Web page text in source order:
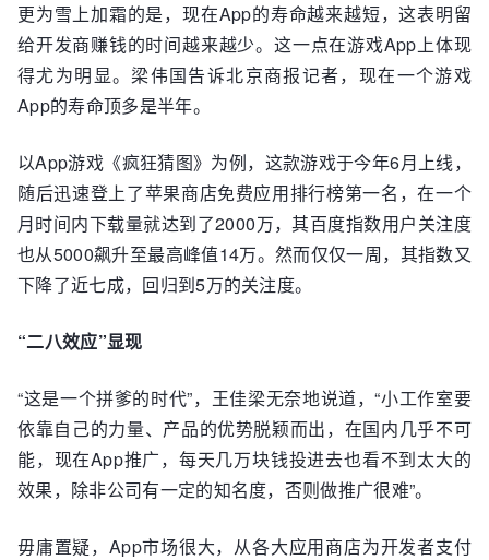
更为雪上加霜的是，现在App的寿命越来越短，这表明留
给开发商赚钱的时间越来越少。这一点在游戏App上体现
得尤为明显。梁伟国告诉北京商报记者，现在一个游戏
App的寿命顶多是半年。
以App游戏《疯狂猜图》为例，这款游戏于今年6月上线，
随后迅速登上了苹果商店免费应用排行榜第一名，在一个
月时间内下载量就达到了2000万，其百度指数用户关注度
也从5000飙升至最高峰值14万。然而仅仅一周，其指数又
下降了近七成，回归到5万的关注度。
“二八效应”显现
“这是一个拼爹的时代”，王佳梁无奈地说道，“小工作室要
依靠自己的力量、产品的优势脱颖而出，在国内几乎不可
能，现在App推广，每天几万块钱投进去也看不到太大的
效果，除非公司有一定的知名度，否则做推广很难”。
毋庸置疑，App市场很大，从各大应用商店为开发者支付